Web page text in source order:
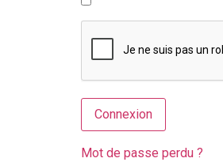
Mot de passe perdu ?